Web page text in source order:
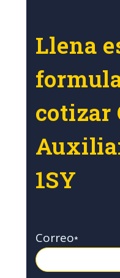
Llena
cotizar
1SY
Correo*